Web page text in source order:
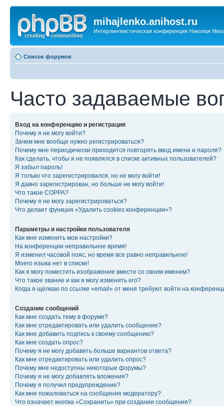
mihajlenko.anihost.ru
Интерлингвистическая конференция Николая
Список форумов
Часто задаваемые
Вход на конференцию и регистрация
Почему я не могу войти?
Зачем мне вообще нужно регистрироваться?
Почему мне периодически приходится повторять ввод имени и пароля?
Как сделать, чтобы я не появлялся в списке активных пользователей?
Я забыл пароль!
Я только что зарегистрировался, но не могу войти!
Я давно зарегистрирован, но больше не могу войти!
Что такое COPPA?
Почему я не могу зарегистрироваться?
Что делает функция «Удалить cookies конференции»?
Параметры и настройки пользователя
Как мне изменить мои настройки?
На конференции неправильное время!
Я изменил часовой пояс, но время все равно неправильное!
Моего языка нет в списке!
Как я могу поместить изображение вместе со своим именем?
Что такое звание и как я могу изменить его?
Когда я щёлкаю по ссылке «email» от меня требуют войти на
Создание сообщений
Как мне создать тему в форуме?
Как мне отредактировать или удалить сообщение?
Как мне добавить подпись к своему сообщению?
Как мне создать опрос?
Почему я не могу добавить больше вариантов ответа?
Как мне отредактировать или удалить опрос?
Почему мне недоступны некоторые форумы?
Почему я не могу добавлять вложения?
Почему я получил предупреждение?
Как мне пожаловаться на сообщения модератору?
Что означает кнопка «Сохранить» при создании сообщения?